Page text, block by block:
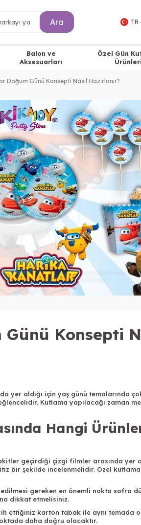
Ara TR
Balon ve
Aksesuarları
Özel Gün
Ürünleri
Doğum Günü Konsepti Nasıl Hazırlanır?
Konsepti
yer aldığı için yaş günü temalarında
Kutlama yapılacağı zaman
Hangi
geçirdiği çizgi filmler arasında yer
bir şekilde incelenmelidir. Özel
gereken en önemli nokta sofra
dikkat etmelisiniz.
ettiğiniz karton tabak ile aynı temada
daha doğru olacaktır.